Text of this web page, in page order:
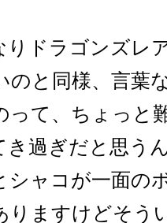
りドラゴンズレ
のと同様、言葉
って、ちょっと
き過ぎだと思う
シャコが一面の
りますけどそう